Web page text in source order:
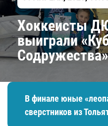
Хоккеисты
выиграли
Содружества»
В финале юные
сверстников из